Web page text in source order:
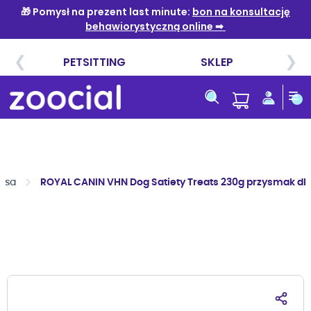
do
treści
ROYAL CANIN VHN Dog Satiety Treats 230g przysmak
Przejdź